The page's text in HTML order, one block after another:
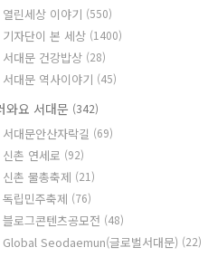
열린세상 이야기 (550)
기자단이 본 세상 (1400)
서대문 건강밥상 (28)
서대문 역사이야기 (45)
와요 서대문 (342)
서대문안산자락길 (69)
신촌 연세로 (92)
신촌 물총축제 (21)
독립민주축제 (76)
블로그콘텐츠공모전 (48)
Global Seodaemun(글로벌서대문) (22)